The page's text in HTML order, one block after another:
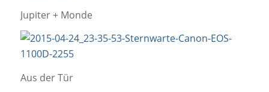
Jupiter + Monde
Aus der Tür